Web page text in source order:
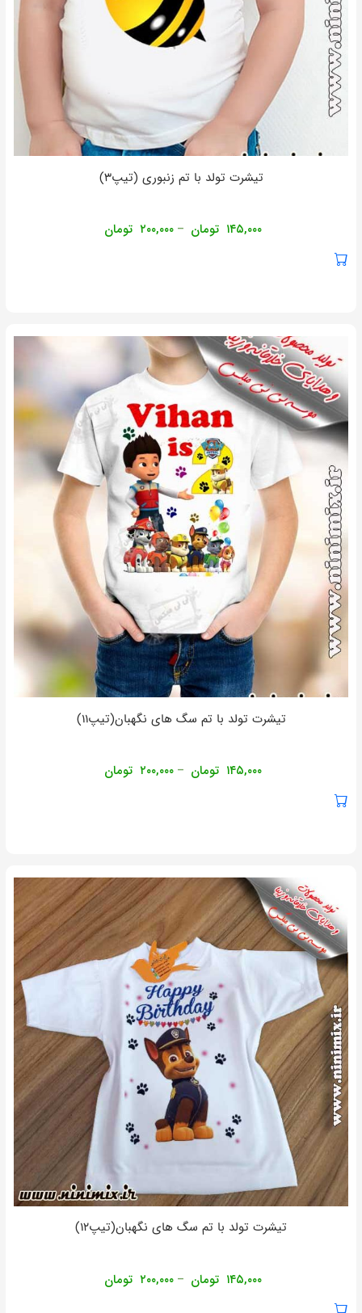
تیشرت تولد با تم زنبوری (تیپ۳)
۱۴۵,۰۰۰ تومان – ۲۰۰,۰۰۰ تومان
تیشرت تولد با تم سگ های نگهبان(تیپ۱۱)
۱۴۵,۰۰۰ تومان – ۲۰۰,۰۰۰ تومان
تیشرت تولد با تم سگ های نگهبان(تیپ۱۲)
۱۴۵,۰۰۰ تومان – ۲۰۰,۰۰۰ تومان